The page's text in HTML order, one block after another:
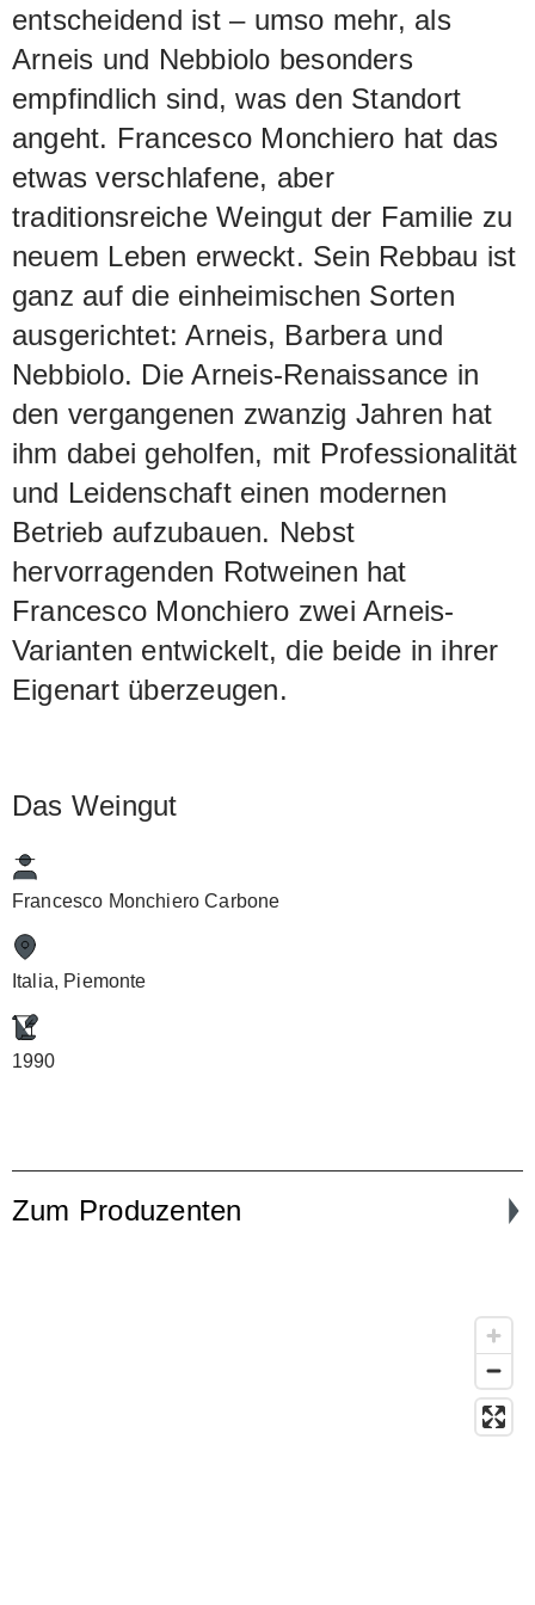
entscheidend ist – umso mehr, als
Arneis und Nebbiolo besonders
empfindlich sind, was den Standort
angeht. Francesco Monchiero hat das
etwas verschlafene, aber
traditionsreiche Weingut der Familie zu
neuem Leben erweckt. Sein Rebbau ist
ganz auf die einheimischen Sorten
ausgerichtet: Arneis, Barbera und
Nebbiolo. Die Arneis-Renaissance in
den vergangenen zwanzig Jahren hat
ihm dabei geholfen, mit Professionalität
und Leidenschaft einen modernen
Betrieb aufzubauen. Nebst
hervorragenden Rotweinen hat
Francesco Monchiero zwei Arneis-
Varianten entwickelt, die beide in ihrer
Eigenart überzeugen.
Das Weingut
Francesco Monchiero Carbone
Italia, Piemonte
1990
Zum Produzenten